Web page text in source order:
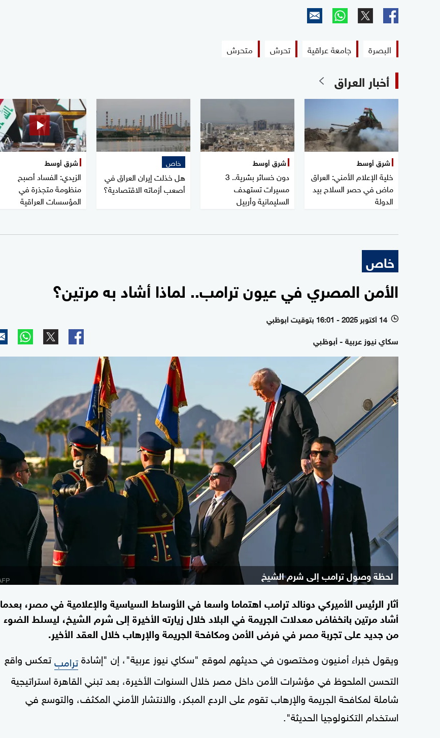
البصرة جامعة عراقية تحرش متحرش
أخبار العراق
شرق أوسط
خلية الإعلام الأمني: العراق
ماض في حصر السلاح بيد
الدولة
شرق أوسط
دون خسائر بشرية.. 3
مسيرات تستهدف
السليمانية وأربيل
خاص
هل خذلت إيران العراق في
أصعب أزماته الاقتصادية؟
شرق أوسط
الزيدي: الفساد أصبح
منظومة متجذرة في
المؤسسات العراقية
خاص
الأمن المصري في عيون ترامب.. لماذا أشاد به مرتين؟
l 14 أكتوبر 2025 - 16:01 بتوقيت أبوظبي
سكاي نيوز عربية - أبوظبي
لحظة وصول ترامب إلى شرم الشيخ
أثار الرئيس الأميركي دونالد ترامب اهتماما واسعا في الأوساط السياسية والإعلامية في مصر، بعدما
أشاد مرتين بانخفاض معدلات الجريمة في البلاد خلال زيارته الأخيرة إلى شرم الشيخ، ليسلط الضوء
من جديد على تجربة مصر في فرض الأمن ومكافحة الجريمة والإرهاب خلال العقد الأخير.
ويقول خبراء أمنيون ومختصون في حديثهم لموقع "سكاي نيوز عربية"، إن "إشادةترامبتعكس واقع
التحسن الملحوظ في مؤشرات الأمن داخل مصر خلال السنوات الأخيرة، بعد تبني القاهرة استراتيجية
شاملة لمكافحة الجريمة والإرهاب تقوم على الردع المبكر، والانتشار الأمني المكثف، والتوسع في
استخدام التكنولوجيا الحديثة".